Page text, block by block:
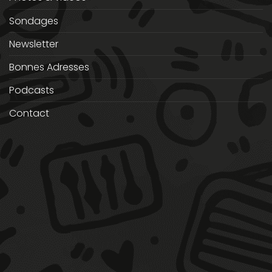
Sondages
Newsletter
Bonnes Adresses
Podcasts
Contact